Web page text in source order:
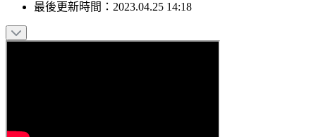
最後更新時間： 2023.04.25 14:18